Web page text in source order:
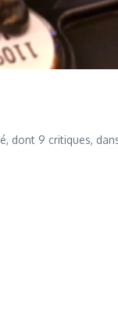
dont 9 critiques,